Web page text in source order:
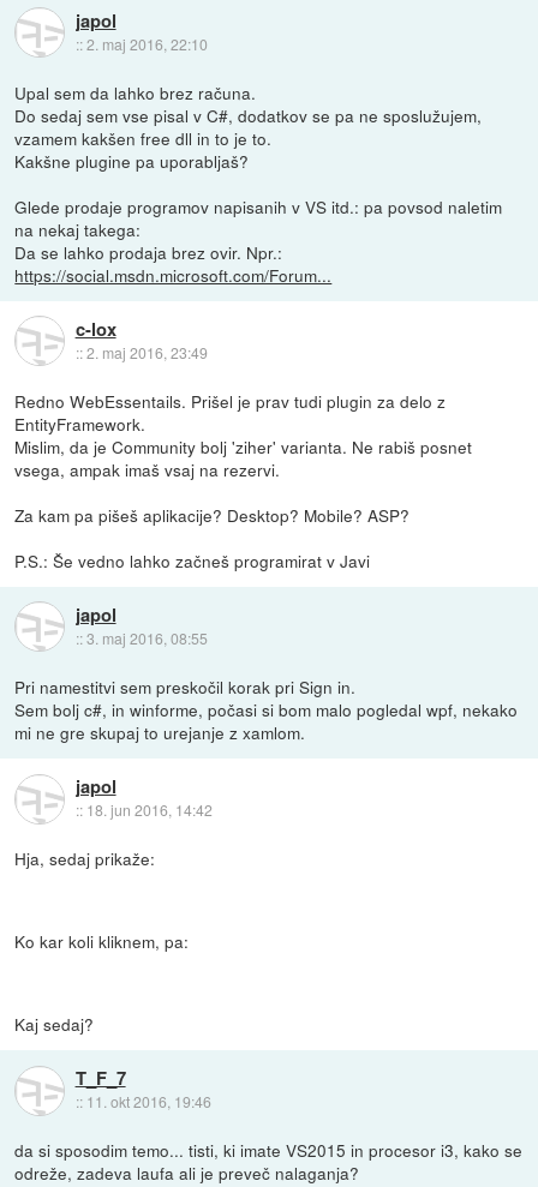
japol
::2. maj 2016, 22:10
Upal sem da lahko brez računa.
Do sedaj sem vse pisal v C#, dodatkov se pa ne sposlužujem,
vzamem kakšen free dll in to je to.
Kakšne plugine pa uporabljaš?
Glede prodaje programov napisanih v VS itd.: pa povsod naletim
na nekaj takega:
Da se lahko prodaja brez ovir. Npr.:
https://social.msdn.microsoft.com/Forum...
c-lox
::2. maj 2016, 23:49
Redno WebEssentails. Prišel je prav tudi plugin za delo z
EntityFramework.
Mislim, da je Community bolj 'ziher' varianta. Ne rabiš posnet
vsega, ampak imaš vsaj na rezervi.
Za kam pa pišeš aplikacije? Desktop? Mobile? ASP?
P.S.: Še vedno lahko začneš programirat v Javi
japol
::3. maj 2016, 08:55
Pri namestitvi sem preskočil korak pri Sign in.
Sem bolj c#, in winforme, počasi si bom malo pogledal wpf, nekako
mi ne gre skupaj to urejanje z xamlom.
japol
:: 18. jun 2016, 14:42
Hja, sedaj prikaže:
Ko kar koli kliknem, pa:
Kaj sedaj?
T_F_7
:: 11. okt 2016, 19:46
da si sposodim temo... tisti, ki imate VS2015 in procesor i3, kako se
odreže, zadeva laufa ali je preveč nalaganja?